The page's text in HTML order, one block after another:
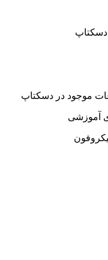
دسکتاپ
موجود در دسکتاپ
آموزشی